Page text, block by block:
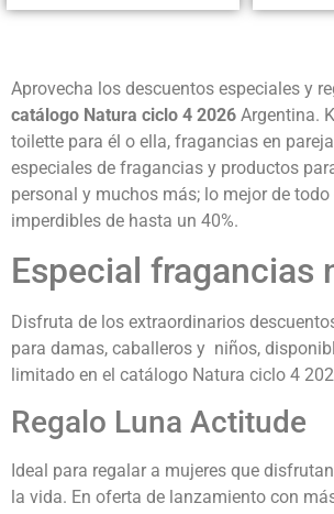
Aprovecha los descuentos especiales y
catálogo Natura ciclo 4 2026 Argentina.
toilette para él o ella, fragancias en
especiales de fragancias y productos
personal y muchos más; lo mejor de
imperdibles de hasta un 40%.
Especial fragancias
Disfruta de los extraordinarios
para damas, caballeros y niños,
limitado en el catálogo Natura ciclo 4
Regalo Luna Actitude
Ideal para regalar a mujeres que
la vida. En oferta de lanzamiento con